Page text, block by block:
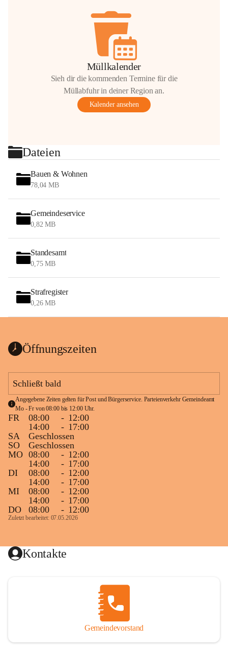
Müllkalender
Sieh dir die kommenden Termine für die
Müllabfuhr in deiner Region an.
Kalender ansehen
Dateien
Bauen & Wohnen
78,04 MB
Gemeindeservice
0,82 MB
Standesamt
0,75 MB
Strafregister
0,26 MB
Öffnungszeiten
Schließt bald
Angegebene Zeiten gelten für Post und Bürgerservice. Parteienverkehr Gemeindeamt
Mo - Fr von 08:00 bis 12:00 Uhr.
FR 08:00 - 12:00
14:00
- 17:00
SA
Geschlossen
SO
Geschlossen
MO 08:00 - 12:00
14:00
- 17:00
DI
08:00 - 12:00
14:00
- 17:00
MI
08:00 - 12:00
14:00
- 17:00
DO
08:00 - 12:00
Zuletzt bearbeitet: 07.05.2026
Kontakte
Gemeindevorstand